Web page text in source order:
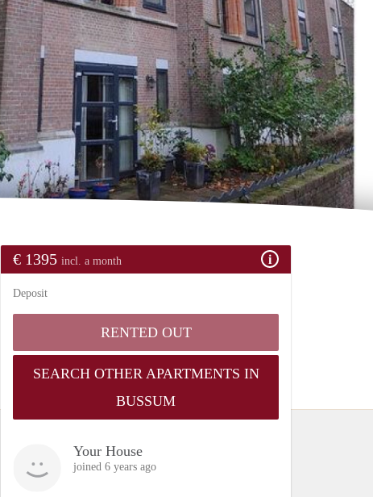
€ 1395 incl. a month
Deposit
RENTED OUT
SEARCH OTHER APARTMENTS IN
BUSSUM
Your House
joined 6 years ago